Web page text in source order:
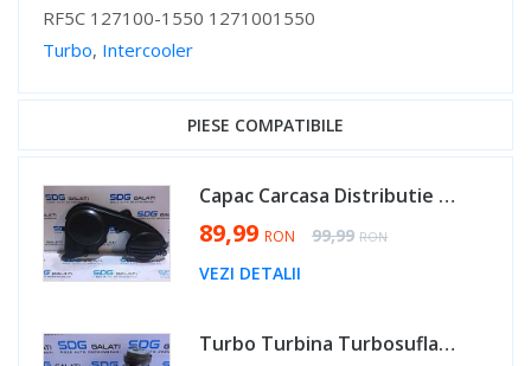
RF5C 127100-1550 1271001550
Turbo, Intercooler
PIESE COMPATIBILE
Capac Carcasa Distributie Mazda 6 2.0 D 2002 - 2008 Cod RF5C10510 [V0101]
Special Price
89,99 RON Regular Price
99,99 RON
VEZI DETALII
Turbo Turbina Turbosuflanta Mazda 6 2.0 D RF5C 2002 -2008 Cod VJ32-0308 4V08-432D RF5C